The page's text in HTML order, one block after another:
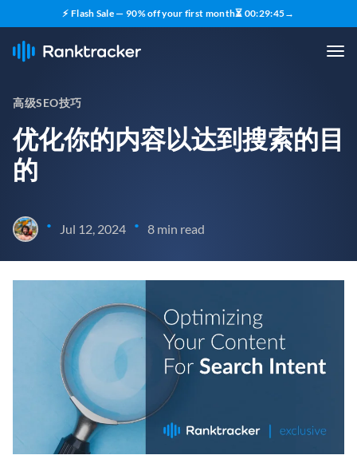
⚡ Flash Sale — 90% off your first month⏳ 00:29:43→
高级SEO技巧
优化你的内容以达到搜索的目
的
• Jul 12, 2024 • 8 min read